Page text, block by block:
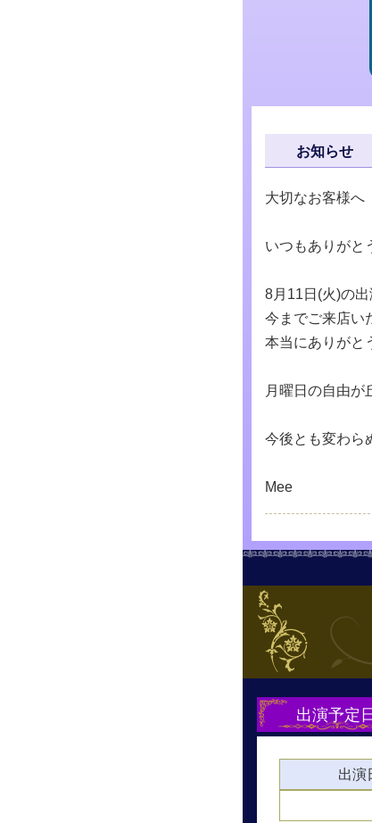
お知らせ
大切なお客様へ
いつもありがと
8月11日(火)の
今までご来店い
本当にありがと
月曜日の自由が
今後とも変わら
Mee
出演予定
出演